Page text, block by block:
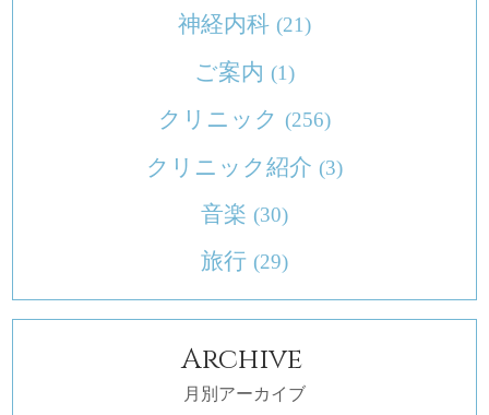
神経内科 (21)
ご案内 (1)
クリニック (256)
クリニック紹介 (3)
音楽 (30)
旅行 (29)
Archive
月別アーカイブ